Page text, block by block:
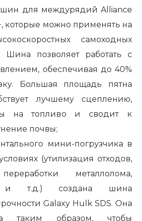
шин для междурядий Alliance
которые можно применять на
самоходных
Шина позволяет работать с
обеспечивая до 40%
Большая площадь пятна
лучшему сцеплению,
на топливо и сводит к
почвы;
мини-погрузчика в
(утилизация отходов,
металлолома,
и т.д.) создана шина
Galaxy Hulk SDS. Она
таким образом, чтобы